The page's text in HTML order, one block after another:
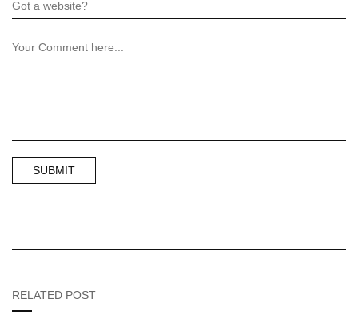
RELATED POST